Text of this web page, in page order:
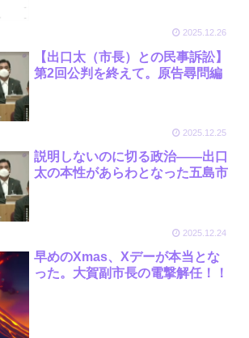
2025.12.26
【出口太（市長）との民事訴訟】
第2回公判を終えて。原告尋問編
2025.12.25
説明しないのに切る政治——出口
太の本性があらわとなった五島市
2025.12.24
早めのXmas、Xデーが本当とな
った。大賀副市長の電撃解任！！